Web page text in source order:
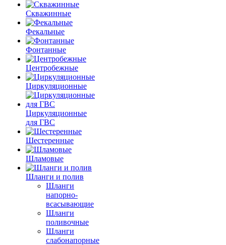
Скважинные
Фекальные
Фонтанные
Центробежные
Циркуляционные
Циркуляционные
для ГВС
Шестеренные
Шламовые
Шланги и полив
Шланги
напорно-
всасывающие
Шланги
поливочные
Шланги
слабонапорные